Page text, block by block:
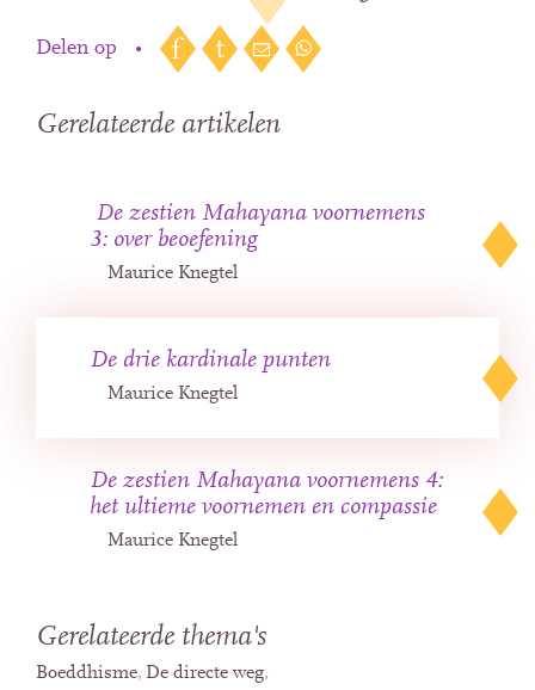
Delen op •
Gerelateerde artikelen
De zestien Mahayana voornemens
3: over beoefening
Maurice Knegtel
De drie kardinale punten
Maurice Knegtel
De zestien Mahayana voornemens 4:
het ultieme voornemen en compassie
Maurice Knegtel
Gerelateerde thema's
Boeddhisme De directe weg